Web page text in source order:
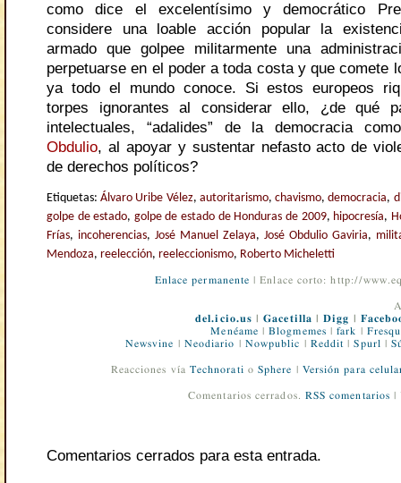
como dice el excelentísimo y democrático
considere una loable acción popular la
armado que golpee militarmente una
perpetuarse en el poder a toda costa y que comete
ya todo el mundo conoce. Si estos europeos
torpes ignorantes al considerar ello, ¿de qué
intelectuales, “adalides” de la democracia
Obdulio, al apoyar y sustentar nefasto acto de
de derechos políticos?
Etiquetas:Álvaro Uribe Vélez, autoritarismo,chavismo,democracia,
golpe de estado, golpe de estado de Honduras de 2009, hipocresía,
Frías, incoherencias, José Manuel Zelaya, José Obdulio Gaviria,
Mendoza, reelección, reeleccionismo, Roberto Micheletti
Enlace permanente | Enlace corto: http://
del.icio.us |Gacetilla |Digg
Menéame |Blogmemes |fark
Newsvine
Neodiario Nowpublic Reddit |Spurl |
Reacciones vía Technorati o Sphere Versión para
Comentarios cerrados. RSS comentarios |
Comentarios cerrados para esta entrada.